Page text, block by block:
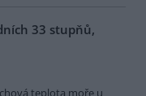
33 stupňů,
teplota moře u